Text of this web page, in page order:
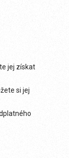
jej získat
si jej